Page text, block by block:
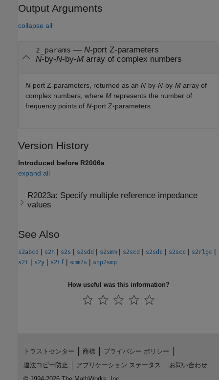
Output Arguments
collapse all
z_params — N-port Z-parameters
N-by-N-by-M array of complex numbers
N-port Z-parameters, returned as an N-by-N-by-M array of
complex numbers, where M represents the number of
frequency points of N-port Z-parameters.
Version History
Introduced before R2006a
expand all
R2023a: Specify multiple reference impedance
values
See Also
s2abcd | s2h | s2s | s2sdd | s2smm | s2scd | s2sdc | s2scc | s2rlgc |
s2t | s2y | s2tf | smm2s | snp2smp
How useful was this information?
トラストセンター 商標
プライバシー ポリシー
違法コピー防止
アプリケーション ステータス
お問い合わせ